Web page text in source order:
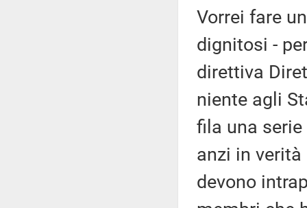
Vorrei fare
dignitosi -
direttiva
niente agli
fila una
anzi in
devono